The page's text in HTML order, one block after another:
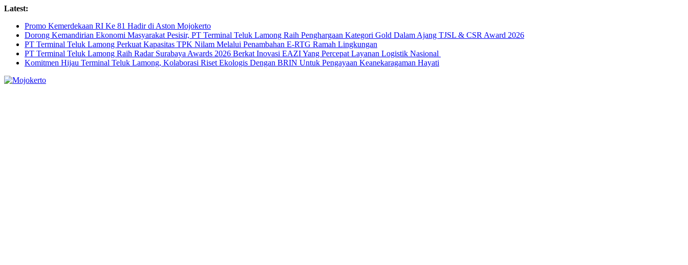
Skip
content
Latest:
Promo Kemerdekaan RI Ke 81 Hadir di Aston Mojokerto
Dorong Kemandirian Ekonomi Masyarakat Pesisir, PT Terminal Teluk Lamong Raih Penghargaan Kategori Gold Dalam Ajang TJSL & CSR Award 2026
PT Terminal Teluk Lamong Perkuat Kapasitas TPK Nilam Melalui Penambahan E-RTG Ramah Lingkungan
PT Terminal Teluk Lamong Raih Radar Surabaya Awards 2026 Berkat Inovasi EAZI Yang Percepat Layanan Logistik Nasional
Komitmen Hijau Terminal Teluk Lamong, Kolaborasi Riset Ekologis Dengan BRIN Untuk Pengayaan Keanekaragaman Hayati